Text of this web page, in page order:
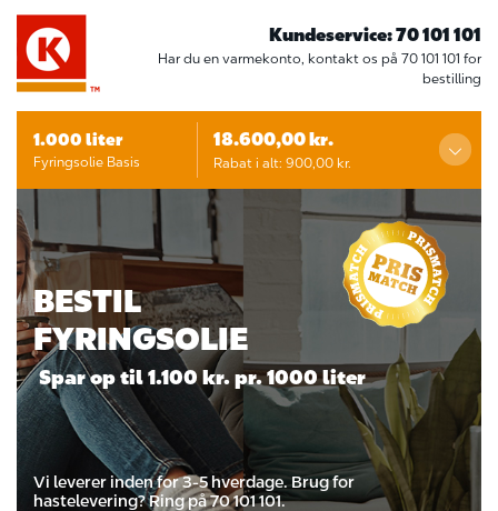
Kundeservice: 70 101 101
Har du en varmekonto, kontakt os på 70 101 101 for
bestilling
1.000 liter
Fyringsolie Basis
18.600,00kr.
Rabat i alt: 900,00 kr.
Basis
19.500,00
300,00
600,00
BESTIL
FYRINGSOLIE
Spar op til 1.100 kr. pr. 1000 liter
Vi leverer inden for 3-5 hverdage. Brug for
hastelevering? Ring på 70 101 101.